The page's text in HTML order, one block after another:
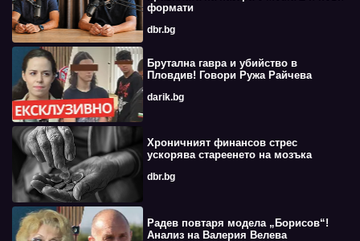
формати
dbr.bg
Брутална гавра и убийство в
Пловдив! Говори Ружа Райчева
darik.bg
Хроничният финансов стрес
ускорява стареенето на мозъка
dbr.bg
Радев повтаря модела „Борисов“!
Анализ на Валерия Велева